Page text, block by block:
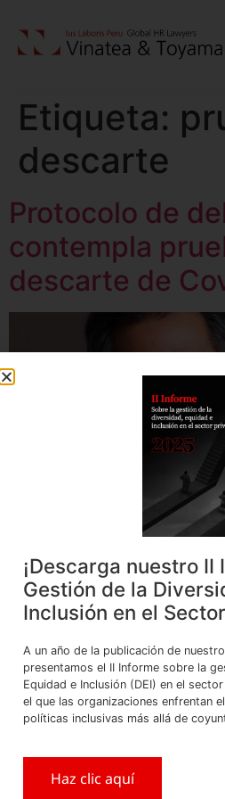
Etiqueta:
descarte
Protocolo de
contempla
descarte de
En un reciente informe de
protocolo establecido para los
sostuvo que la toma de
parte de la responsabilidad
enfermedad común.
UBÍCANOS
Av. Camino Real 1053 Piso
¡Descarga nuestro
Gestión de la
Inclusión en el
A un año de la publicación de
presentamos el II Informe sobre la
Equidad e Inclusión (DEI) en el
el que las organizaciones enfrentan
políticas inclusivas más allá de
Haz clic aquí